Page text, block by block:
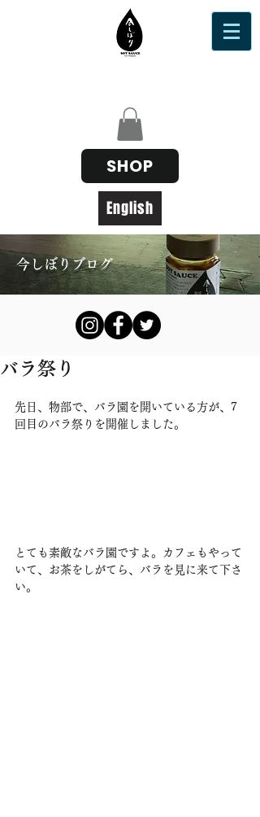
SHOP
English
今しぼりブログ
バラ祭り
先日、物部で、バラ園を開いている方が、7
回目のバラ祭りを開催しました。
とても素敵なバラ園ですよ。カフェもやって
いて、お茶をしがてら、バラを見に来て下さ
い。